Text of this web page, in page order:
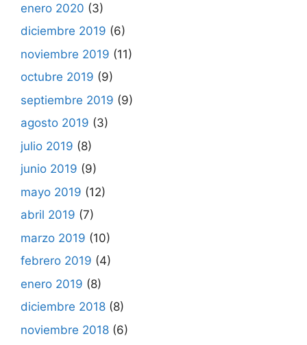
enero 2020 (3)
diciembre 2019 (6)
noviembre 2019 (11)
octubre 2019 (9)
septiembre 2019 (9)
agosto 2019 (3)
julio 2019 (8)
junio 2019 (9)
mayo 2019 (12)
abril 2019 (7)
marzo 2019 (10)
febrero 2019 (4)
enero 2019 (8)
diciembre 2018 (8)
noviembre 2018 (6)